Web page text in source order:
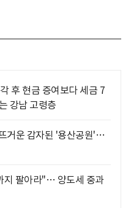
후 현금 증여보다 세금 7
강남 고령층
거운 감자된 '용산공원'…
지 팔아라"… 양도세 중과